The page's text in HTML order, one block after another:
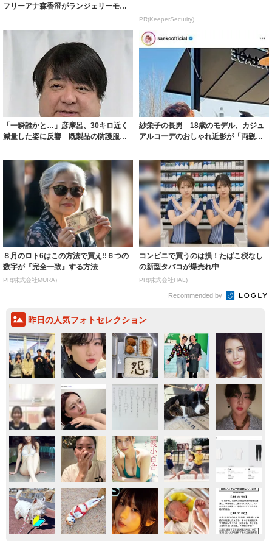
フリーアナ森香澄がランジェリーモデ
PR(KeeperSecurity)
「一瞬誰かと…」彦摩呂、30キロ近く
減量した姿に反響 既製品の防護服が
紗栄子の長男 18歳のモデル、カジュ
アルコーデのおしゃれ近影が「両親の
８月のロト6はこの方法で買え!!６つの
数字が『完全一致』する方法
PR(株式会社MURA)
コンビニで買うのは損！たばこ税なし
の新型タバコが爆売れ中
PR(株式会社HAL)
Recommended by
昨日の人気フォトセレクション